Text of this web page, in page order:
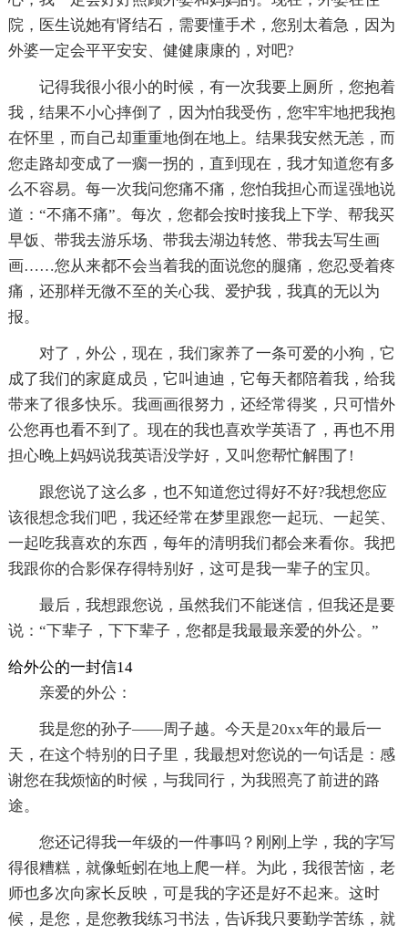
院，医生说她有肾结石，需要懂手术，您别太着急，因为
外婆一定会平平安安、健健康康的，对吧?
记得我很小很小的时候，有一次我要上厕所，您抱着
我，结果不小心摔倒了，因为怕我受伤，您牢牢地把我抱
在怀里，而自己却重重地倒在地上。结果我安然无恙，而
您走路却变成了一瘸一拐的，直到现在，我才知道您有多
么不容易。每一次我问您痛不痛，您怕我担心而逞强地说
道：“不痛不痛”。每次，您都会按时接我上下学、帮我买
早饭、带我去游乐场、带我去湖边转悠、带我去写生画
画……您从来都不会当着我的面说您的腿痛，您忍受着疼
痛，还那样无微不至的关心我、爱护我，我真的无以为
报。
对了，外公，现在，我们家养了一条可爱的小狗，它
成了我们的家庭成员，它叫迪迪，它每天都陪着我，给我
带来了很多快乐。我画画很努力，还经常得奖，只可惜外
公您再也看不到了。现在的我也喜欢学英语了，再也不用
担心晚上妈妈说我英语没学好，又叫您帮忙解围了!
跟您说了这么多，也不知道您过得好不好?我想您应
该很想念我们吧，我还经常在梦里跟您一起玩、一起笑、
一起吃我喜欢的东西，每年的清明我们都会来看你。我把
我跟你的合影保存得特别好，这可是我一辈子的宝贝。
最后，我想跟您说，虽然我们不能迷信，但我还是要
说：“下辈子，下下辈子，您都是我最最亲爱的外公。”
给外公的一封信14
亲爱的外公：
我是您的孙子——周子越。今天是20xx年的最后一
天，在这个特别的日子里，我最想对您说的一句话是：感
谢您在我烦恼的时候，与我同行，为我照亮了前进的路
途。
您还记得我一年级的一件事吗？刚刚上学，我的字写
得很糟糕，就像蚯蚓在地上爬一样。为此，我很苦恼，老
师也多次向家长反映，可是我的字还是好不起来。这时
候，是您，是您教我练习书法，告诉我只要勤学苦练，就